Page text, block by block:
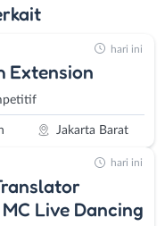
Extension
Jakarta Barat
hari ini
Live Dancing
hari ini